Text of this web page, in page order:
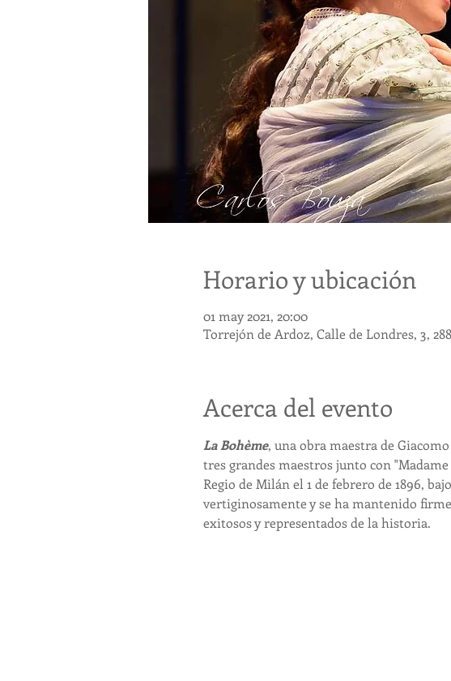
Horario y ubicación
01 may 2021, 20:00
Torrejón de Ardoz, Calle de Londres, 3,
Acerca del evento
La Bohème, una obra maestra de
tres grandes maestros junto con
Regio de Milán el 1 de febrero de 1896,
vertiginosamente y se ha mantenido
exitosos y representados de la historia.